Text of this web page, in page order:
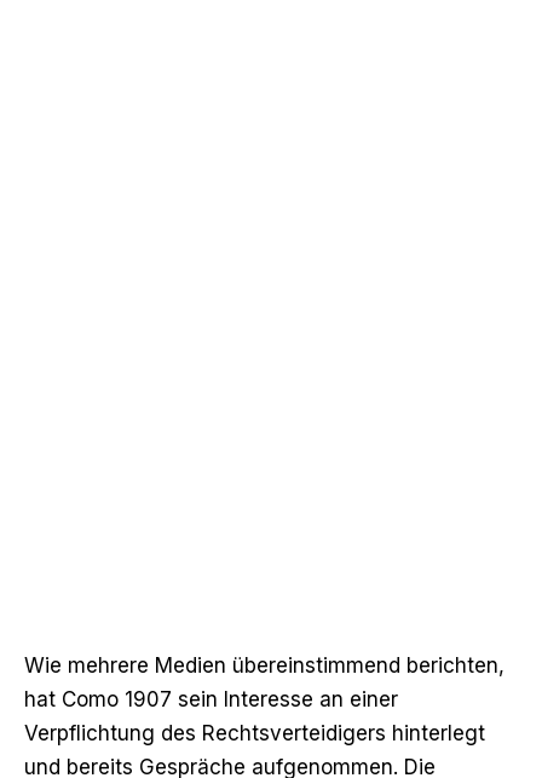
Wie mehrere Medien übereinstimmend berichten,
hat Como 1907 sein Interesse an einer
Verpflichtung des Rechtsverteidigers hinterlegt
und bereits Gespräche aufgenommen. Die